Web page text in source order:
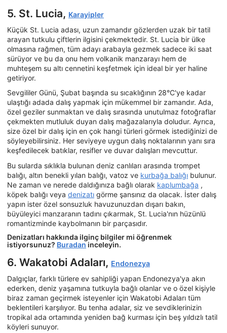
5. St. Lucia, Karayipler
Küçük St. Lucia adası, uzun zamandır gözlerden uzak bir tatil
arayan tutkulu çiftlerin ilgisini çekmektedir. St. Lucia bir ülke
olmasına rağmen, tüm adayı arabayla gezmek sadece iki saat
sürüyor ve bu da onu hem volkanik manzarayı hem de
muhteşem su altı cennetini keşfetmek için ideal bir yer haline
getiriyor.
Sevgililer Günü, Şubat başında su sıcaklığının 28°C'ye kadar
ulaştığı adada dalış yapmak için mükemmel bir zamandır. Ada,
özel geziler sunmaktan ve dalış sırasında unutulmaz fotoğraflar
çekmekten mutluluk duyan dalış mağazalarıyla doludur. Ayrıca,
size özel bir dalış için en çok hangi türleri görmek istediğinizi de
söyleyebilirsiniz. Her seviyeye uygun dalış noktalarının yanı sıra
keşfedilecek batıklar, resifler ve duvar dalışları mevcuttur.
Bu sularda sıklıkla bulunan deniz canlıları arasında trompet
balığı, altın benekli yılan balığı, vatoz ve kurbağa balığı bulunur.
Ne zaman ve nerede daldığınıza bağlı olarak kaplumbağa ,
köpek balığı veya denizatı görme şansınız da olacak. İster dalış
yapın ister özel sonsuzluk havuzunuzdan dışarı bakın,
büyüleyici manzaranın tadını çıkarmak, St. Lucia'nın hüzünlü
romantizminde kaybolmanın bir parçasıdır.
Denizatları hakkında ilginç bilgiler mi öğrenmek
istiyorsunuz? Buradan inceleyin.
6. Wakatobi Adaları, Endonezya
Dalgıçlar, farklı türlere ev sahipliği yapan Endonezya'ya akın
ederken, deniz yaşamına tutkuyla bağlı olanlar ve o özel kişiyle
biraz zaman geçirmek isteyenler için Wakatobi Adaları tüm
beklentileri karşılıyor. Bu tenha adalar, siz ve sevdiklerinizin
tropikal ada ortamında yeniden bağ kurması için beş yıldızlı tatil
köyleri sunuyor.